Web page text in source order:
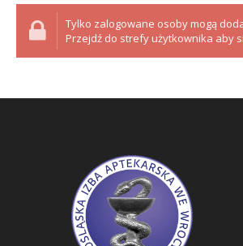
Tylko zalogowane osoby mogą
Przejdź do strefy użytkownika aby